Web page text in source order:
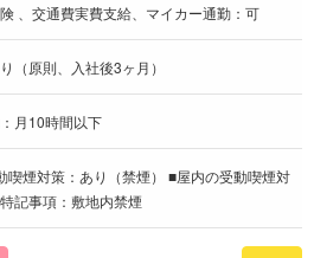
、交通費実費支給、マイカー通勤：可
（原則、入社後3ヶ月）
月10時間以下
喫煙対策：あり（禁煙） ■屋内の受動喫煙対
記事項：敷地内禁煙